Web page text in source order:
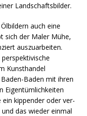
Land­schafts­bilder.
auch eine
sich der Maler Mühe,
auszuarbeiten.
Kunsthandel
Baden mit ihren
Eigentümlich­­keiten
ein kippender oder ver­­
das wieder einmal